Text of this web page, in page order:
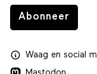
Abonneer
Waagen social